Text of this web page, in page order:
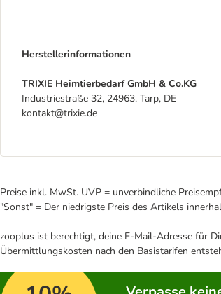
Herstellerinformationen
TRIXIE Heimtierbedarf GmbH & Co.KG
Industriestraße 32, 24963, Tarp, DE
kontakt@trixie.de
Preise inkl. MwSt. UVP = unverbindliche
"Sonst" = Der niedrigste Preis des Artikels
zooplus ist berechtigt, deine E-Mail-Adresse für
Übermittlungskosten nach den Basistarifen